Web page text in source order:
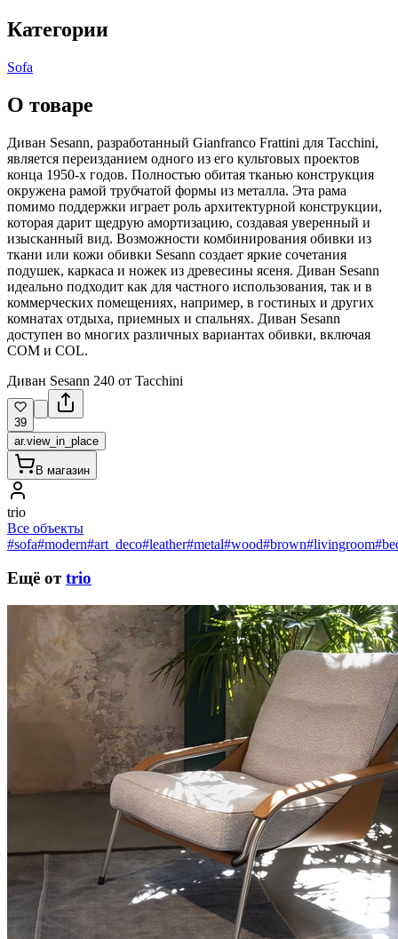
Категории
Sofa
О товаре
Диван Sesann, разработанный Gianfranco Frattini для Tacchini,
является переизданием одного из его культовых проектов
конца 1950-х годов. Полностью обитая тканью конструкция
окружена рамой трубчатой формы из металла. Эта рама
помимо поддержки играет роль архитектурной конструкции,
которая дарит щедрую амортизацию, создавая уверенный и
изысканный вид. Возможности комбинирования обивки из
ткани или кожи обивки Sesann создает яркие сочетания
подушек, каркаса и ножек из древесины ясеня. Диван Sesann
идеально подходит как для частного использования, так и в
коммерческих помещениях, например, в гостиных и других
комнатах отдыха, приемных и спальнях. Диван Sesann
доступен во многих различных вариантах обивки, включая
COM и COL.
Диван Sesann 240 от Tacchini
39
ar.view_in_place
В магазин
trio
Все объекты
#sofa#modern#art_deco#leather#metal#wood#brown#livingroom
Ещё от trio